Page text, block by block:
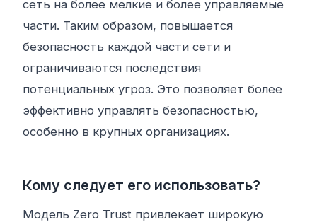
сеть на более мелкие и более управляемые
части. Таким образом, повышается
безопасность каждой части сети и
ограничиваются последствия
потенциальных угроз. Это позволяет более
эффективно управлять безопасностью,
особенно в крупных организациях.
Кому следует его использовать?
Модель Zero Trust привлекает широкую